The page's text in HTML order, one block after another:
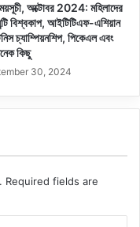
অক্টোবর 2024: মহিলাদের
বিশ্বকাপ, আইটিটিএফ-এশিয়ান
চ্যাম্পিয়নশিপ, পিকেএল এবং
কিছু
30, 2024
Required fields are